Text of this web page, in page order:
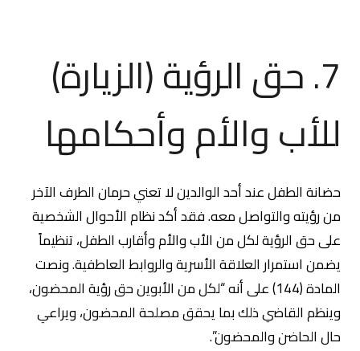
7. حق الرؤية (الزيارة)
للأب والأم وأحكامها
حضانة الطفل عند أحد الوالدين لا تعني حرمان الطرف الآخر
من رؤيته والتواصل معه. فقد أكد نظام الأحوال الشخصية
على حق الرؤية لكل من الأب والأم وأقارب الطفل، تنظيماً
يضمن استمرار العلاقة الأسرية والروابط العاطفية. ونصت
المادة (144) على أنه “لكل من الأبوين حق رؤية المحضون،
وينظم القاضي ذلك بما يحقق مصلحة المحضون، ويراعي
حال الحاضن والمحضون”.